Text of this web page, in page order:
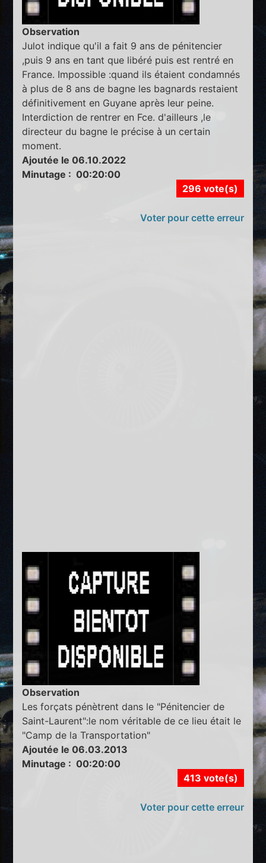
Observation
Julot indique qu'il a fait 9 ans de pénitencier
,puis 9 ans en tant que libéré puis est rentré en
France. Impossible :quand ils étaient condamnés
à plus de 8 ans de bagne les bagnards restaient
définitivement en Guyane après leur peine.
Interdiction de rentrer en Fce. d'ailleurs ,le
directeur du bagne le précise à un certain
moment.
Ajoutée le 06.10.2022
Minutage : 00:20:00
296 vote(s)
Voter pour cette erreur
Observation
Les forçats pénètrent dans le "Pénitencier de
Saint-Laurent":le nom véritable de ce lieu était le
"Camp de la Transportation"
Ajoutée le 06.03.2013
Minutage : 00:20:00
413 vote(s)
Voter pour cette erreur